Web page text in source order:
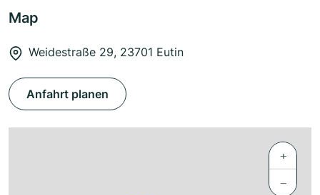
Map
Weidestraße 29, 23701 Eutin
Anfahrt planen
+
−